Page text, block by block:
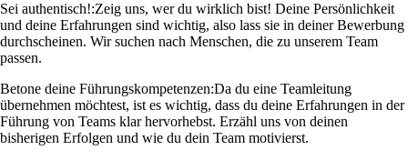
Sei authentisch!:Zeig uns, wer du wirklich bist! Deine Persönlichkeit
und deine Erfahrungen sind wichtig, also lass sie in deiner Bewerbung
durchscheinen. Wir suchen nach Menschen, die zu unserem Team
passen.
Betone deine Führungskompetenzen:Da du eine Teamleitung
übernehmen möchtest, ist es wichtig, dass du deine Erfahrungen in der
Führung von Teams klar hervorhebst. Erzähl uns von deinen
bisherigen Erfolgen und wie du dein Team motivierst.